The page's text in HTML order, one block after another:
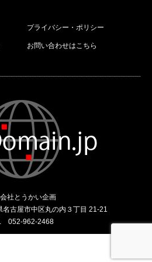
プライバシー・ポリシー
お問い合わせはこちら
社とうかい企画
古屋市中区丸の内３丁目 21-21
052-962-2468